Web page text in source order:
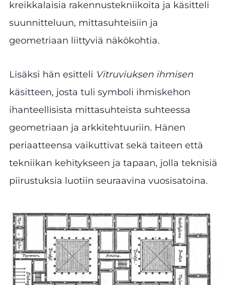
kreikkalaisia rakennustekniikoita ja käsitteli
suunnitteluun, mittasuhteisiin ja
geometriaan liittyviä näkökohtia.
Lisäksi hän esitteli Vitruviuksen ihmisen
käsitteen, josta tuli symboli ihmiskehon
ihanteellisista mittasuhteista suhteessa
geometriaan ja arkkitehtuuriin. Hänen
periaatteensa vaikuttivat sekä taiteen että
tekniikan kehitykseen ja tapaan, jolla teknisiä
piirustuksia luotiin seuraavina vuosisatoina.